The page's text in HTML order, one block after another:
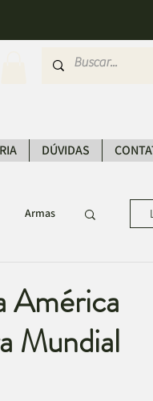
DÚVIDAS
Armas
Diversos
América
Mundial